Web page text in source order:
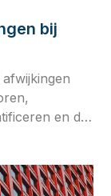
bij
en de